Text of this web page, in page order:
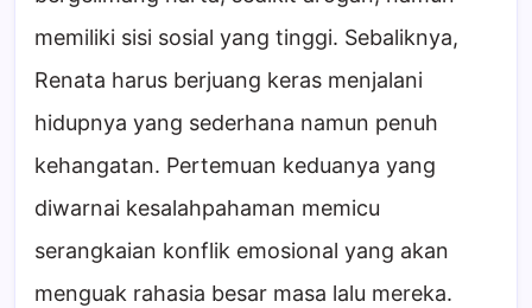
memiliki sisi sosial yang tinggi. Sebaliknya,
Renata harus berjuang keras menjalani
hidupnya yang sederhana namun penuh
kehangatan. Pertemuan keduanya yang
diwarnai kesalahpahaman memicu
serangkaian konflik emosional yang akan
menguak rahasia besar masa lalu mereka.